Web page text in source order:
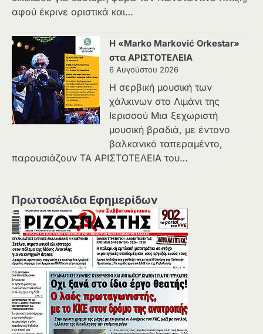
αφού έκρινε οριστικά και…
Η «Marko Marković Orkestar»
στα ΑΡΙΣΤΟΤΕΛΕΙΑ
6 Αυγούστου 2026
Η σερβική μουσική των
χάλκινων στο Λιμάνι της
Ιερισσού Μια ξεχωριστή
μουσική βραδιά, με έντονο
βαλκανικό ταπεραμέντο,
παρουσιάζουν ΤΑ ΑΡΙΣΤΟΤΕΛΕΙΑ του…
Πρωτοσέλιδα Εφημερίδων